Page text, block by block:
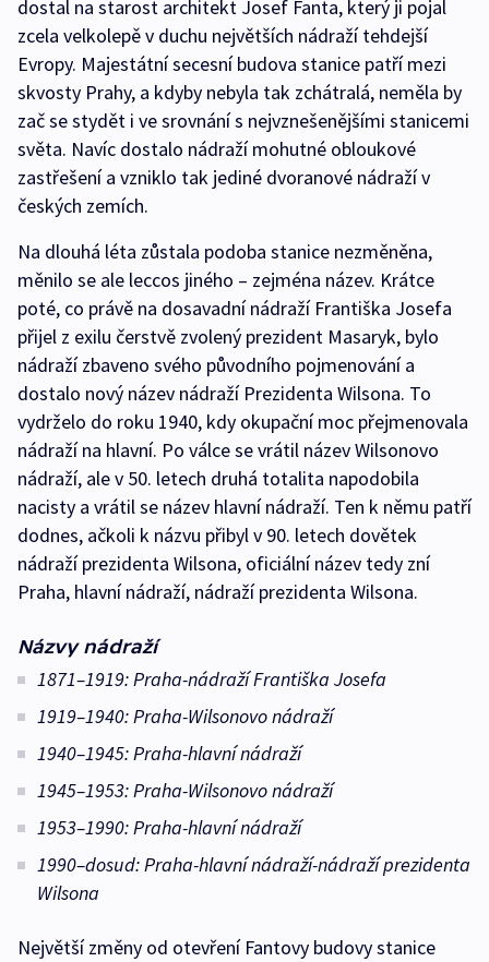
dostal na starost architekt Josef Fanta, který ji pojal
zcela velkolepě v duchu největších nádraží tehdejší
Evropy. Majestátní secesní budova stanice patří mezi
skvosty Prahy, a kdyby nebyla tak zchátralá, neměla by
zač se stydět i ve srovnání s nejvznešenějšími stanicemi
světa. Navíc dostalo nádraží mohutné obloukové
zastřešení a vzniklo tak jediné dvoranové nádraží v
českých zemích.
Na dlouhá léta zůstala podoba stanice nezměněna,
měnilo se ale leccos jiného – zejména název. Krátce
poté, co právě na dosavadní nádraží Františka Josefa
přijel z exilu čerstvě zvolený prezident Masaryk, bylo
nádraží zbaveno svého původního pojmenování a
dostalo nový název nádraží Prezidenta Wilsona. To
vydrželo do roku 1940, kdy okupační moc přejmenovala
nádraží na hlavní. Po válce se vrátil název Wilsonovo
nádraží, ale v 50. letech druhá totalita napodobila
nacisty a vrátil se název hlavní nádraží. Ten k němu patří
dodnes, ačkoli k názvu přibyl v 90. letech dovětek
nádraží prezidenta Wilsona, oficiální název tedy zní
Praha, hlavní nádraží, nádraží prezidenta Wilsona.
Názvy nádraží
1871–1919: Praha-nádraží Františka Josefa
1919–1940: Praha-Wilsonovo nádraží
1940–1945: Praha-hlavní nádraží
1945–1953: Praha-Wilsonovo nádraží
1953–1990: Praha-hlavní nádraží
1990–dosud: Praha-hlavní nádraží-nádraží prezidenta
Wilsona
Největší změny od otevření Fantovy budovy stanice